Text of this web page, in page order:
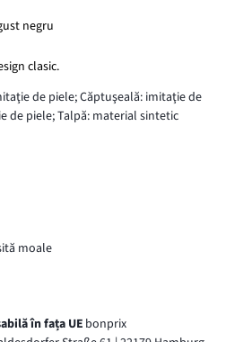
negru
clasic.
de piele; Căptuşeală: imitaţie de
de piele; Talpă: material sintetic
moale
în fața UE bonprix